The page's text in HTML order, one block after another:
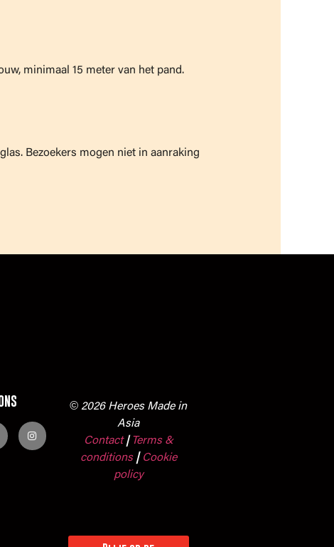
minimaal 15 meter van het pand.
Bezoekers mogen niet in aanraking
© 2026 Heroes Made in
Asia
Contact | Terms &
conditions | Cookie
policy